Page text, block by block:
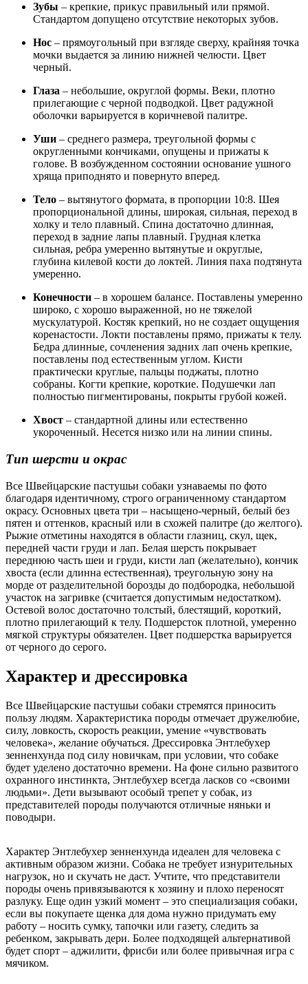
Зубы – крепкие, прикус правильный или прямой.
Стандартом допущено отсутствие некоторых зубов.
Нос – прямоугольный при взгляде сверху, крайняя точка
мочки выдается за линию нижней челюсти. Цвет
черный.
Глаза – небольшие, округлой формы. Веки, плотно
прилегающие с черной подводкой. Цвет радужной
оболочки варьируется в коричневой палитре.
Уши – среднего размера, треугольной формы с
округленными кончиками, опущены и прижаты к
голове. В возбужденном состоянии основание ушного
хряща приподнято и повернуто вперед.
Тело – вытянутого формата, в пропорции 10:8. Шея
пропорциональной длины, широкая, сильная, переход в
холку и тело плавный. Спина достаточно длинная,
переход в задние лапы плавный. Грудная клетка
сильная, ребра умеренно вытянутые и округлые,
глубина килевой кости до локтей. Линия паха подтянута
умеренно.
Конечности – в хорошем балансе. Поставлены умеренно
широко, с хорошо выраженной, но не тяжелой
мускулатурой. Костяк крепкий, но не создает ощущения
коренастости. Локти поставлены прямо, прижаты к телу.
Бедра длинные, сочленения задних лап очень крепкие,
поставлены под естественным углом. Кисти
практически круглые, пальцы поджаты, плотно
собраны. Когти крепкие, короткие. Подушечки лап
полностью пигментированы, покрыты грубой кожей.
Хвост – стандартной длины или естественно
укороченный. Несется низко или на линии спины.
Тип шерсти и окрас
Все Швейцарские пастушьи собаки узнаваемы по фото
благодаря идентичному, строго ограниченному стандартом
окрасу. Основных цвета три – насыщено-черный, белый без
пятен и оттенков, красный или в схожей палитре (до желтого).
Рыжие отметины находятся в области глазниц, скул, щек,
передней части груди и лап. Белая шерсть покрывает
переднюю часть шеи и груди, кисти лап (желательно), кончик
хвоста (если длинна естественная), треугольную зону на
морде от разделительной борозды до подбородка, небольшой
участок на загривке (считается допустимым недостатком).
Остевой волос достаточно толстый, блестящий, короткий,
плотно прилегающий к телу. Подшерсток плотной, умеренно
мягкой структуры обязателен. Цвет подшерстка варьируется
от черного до серого.
Характер и дрессировка
Все Швейцарские пастушьи собаки стремятся приносить
пользу людям. Характеристика породы отмечает дружелюбие,
силу, ловкость, скорость реакции, умение «чувствовать
человека», желание обучаться. Дрессировка Энтлебухер
зенненхунда под силу новичкам, при условии, что собаке
будет уделено достаточно времени. На фоне сильно развитого
охранного инстинкта, Энтлебухер всегда ласков со «своими
людьми». Дети вызывают особый трепет у собак, из
представителей породы получаются отличные няньки и
поводыри.
Характер Энтлебухер зенненхунда идеален для человека с
активным образом жизни. Собака не требует изнурительных
нагрузок, но и скучать не даст. Учтите, что представители
породы очень привязываются к хозяину и плохо переносят
разлуку. Еще один узкий момент – это специализация собаки,
если вы покупаете щенка для дома нужно придумать ему
работу – носить сумку, тапочки или газету, следить за
ребенком, закрывать дери. Более подходящей альтернативой
будет спорт – аджилити, фрисби или более привычная игра с
мячиком.